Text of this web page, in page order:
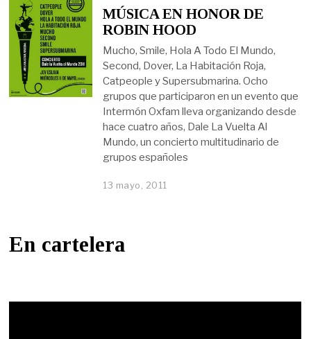
MÚSICA EN HONOR DE
ROBIN HOOD
Mucho, Smile, Hola A Todo El Mundo,
Second, Dover, La Habitación Roja,
Catpeople y Supersubmarina. Ocho
grupos que participaron en un evento que
Intermón Oxfam lleva organizando desde
hace cuatro años, Dale La Vuelta Al
Mundo, un concierto multitudinario de
grupos españoles
13 mayo, 2011
En cartelera